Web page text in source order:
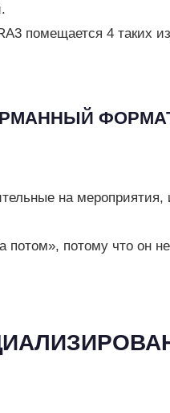
помещается 4 таких
на
потом», потому что он